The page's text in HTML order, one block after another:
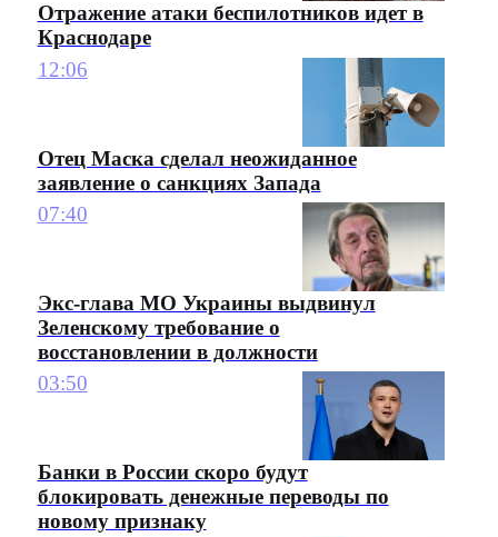
Отражение атаки беспилотников идет в
Краснодаре
12:06
Отец Маска сделал неожиданное
заявление о санкциях Запада
07:40
Экс-глава МО Украины выдвинул
Зеленскому требование о
восстановлении в должности
03:50
Банки в России скоро будут
блокировать денежные переводы по
новому признаку